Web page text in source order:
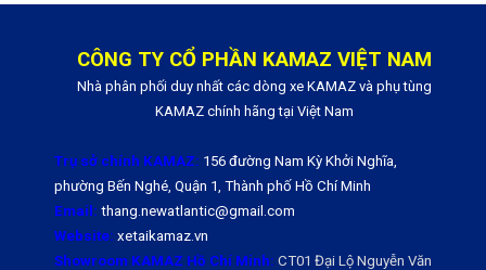
CÔNG TY CỔ PHẦN KAMAZ VIỆT NAM
Nhà phân phối duy nhất các dòng xe KAMAZ và phụ tùng
KAMAZ chính hãng tại Việt Nam
Trụ sở chính KAMAZ: 156 đường Nam Kỳ Khởi Nghĩa,
phường Bến Nghé, Quận 1, Thành phố Hồ Chí Minh
Email: thang.newatlantic@gmail.com
Website: xetaikamaz.vn
Showroom KAMAZ Hồ Chí Minh: CT01 Đại Lộ Nguyễn Văn